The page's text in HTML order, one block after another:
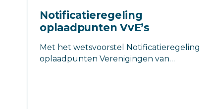
Notificatieregeling
oplaadpunten VvE’s
Met het wetsvoorstel Notificatieregeling
oplaadpunten Verenigingen van